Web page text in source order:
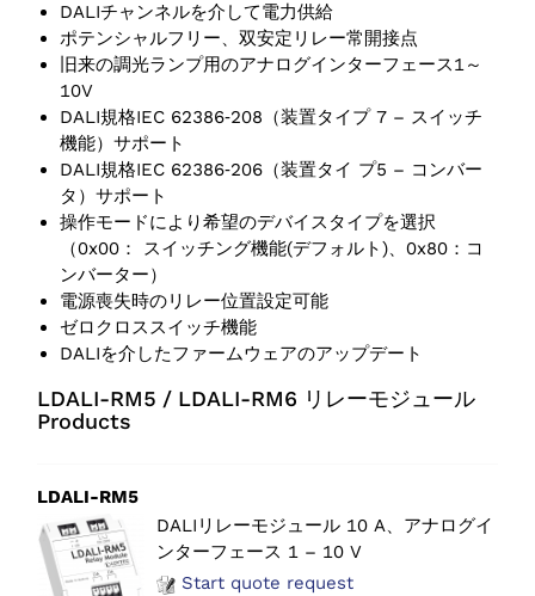
DALIチャンネルを介して電力供給
ポテンシャルフリー、双安定リレー常開接点
旧来の調光ランプ用のアナログインターフェース1～
10V
DALI規格IEC 62386‑208（装置タイプ 7 – スイッチ
機能）サポート
DALI規格IEC 62386‑206（装置タイ プ5 – コンバー
タ）サポート
操作モードにより希望のデバイスタイプを選択
（0x00： スイッチング機能(デフォルト)、0x80：コ
ンバーター）
電源喪失時のリレー位置設定可能
ゼロクロススイッチ機能
DALIを介したファームウェアのアップデート
LDALI-RM5 / LDALI-RM6 リレーモジュール
Products
LDALI-RM5
DALIリレーモジュール 10 A、アナログイ
ンターフェース 1 – 10 V
Start quote request